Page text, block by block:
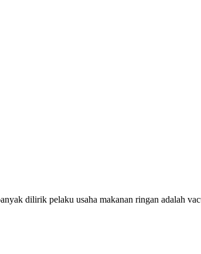
dilirik pelaku usaha makanan ringan adalah